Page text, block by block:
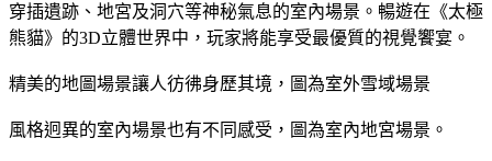
穿插遺跡、地宮及洞穴等神秘氣息的室內場景。暢遊在《太極
熊貓》的3D立體世界中，玩家將能享受最優質的視覺饗宴。
精美的地圖場景讓人彷彿身歷其境，圖為室外雪域場景
風格迥異的室內場景也有不同感受，圖為室內地宮場景。